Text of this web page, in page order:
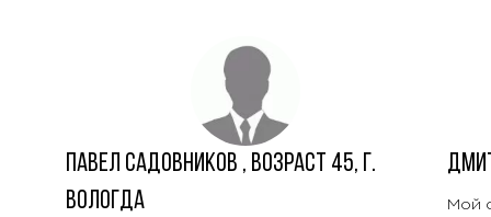
Павел Садовников , Возраст 45, г.
Вологда
Мой